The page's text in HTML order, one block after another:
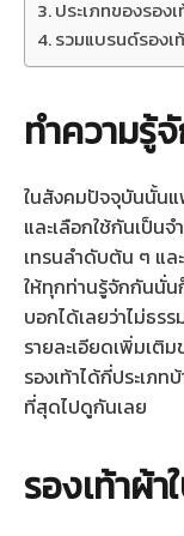
ประเภทของรอง
รวมแบรนด์รอง
ทำความรู้
ในสังคมปัจจุบันนั้นแ
และเลือกใช้กันเป็น
เทรนลำดับต้น ๆ แล
ให้ทุกท่านรู้จักกันนั่น
บอกได้เลยว่าไม่ธร
รายละเอียดเพิ่มเติ
รองเท้าได้กี่ประเภ
ที่สุดไปดูกันเลย
รองเท้าผ้า